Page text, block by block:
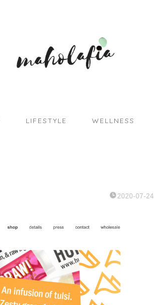
LIFESTYLE WELLNESS
2020-07-24